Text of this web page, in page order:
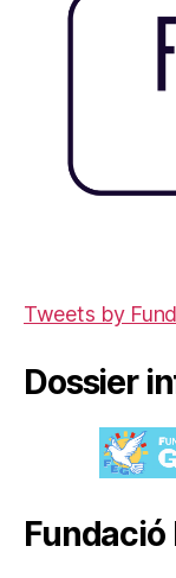
Tweets by
Dossier
Fundació